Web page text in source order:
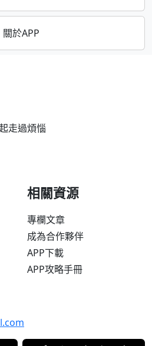
關於APP
走過煩惱
相關資源
專欄文章
成為合作夥伴
APP下載
APP攻略手冊